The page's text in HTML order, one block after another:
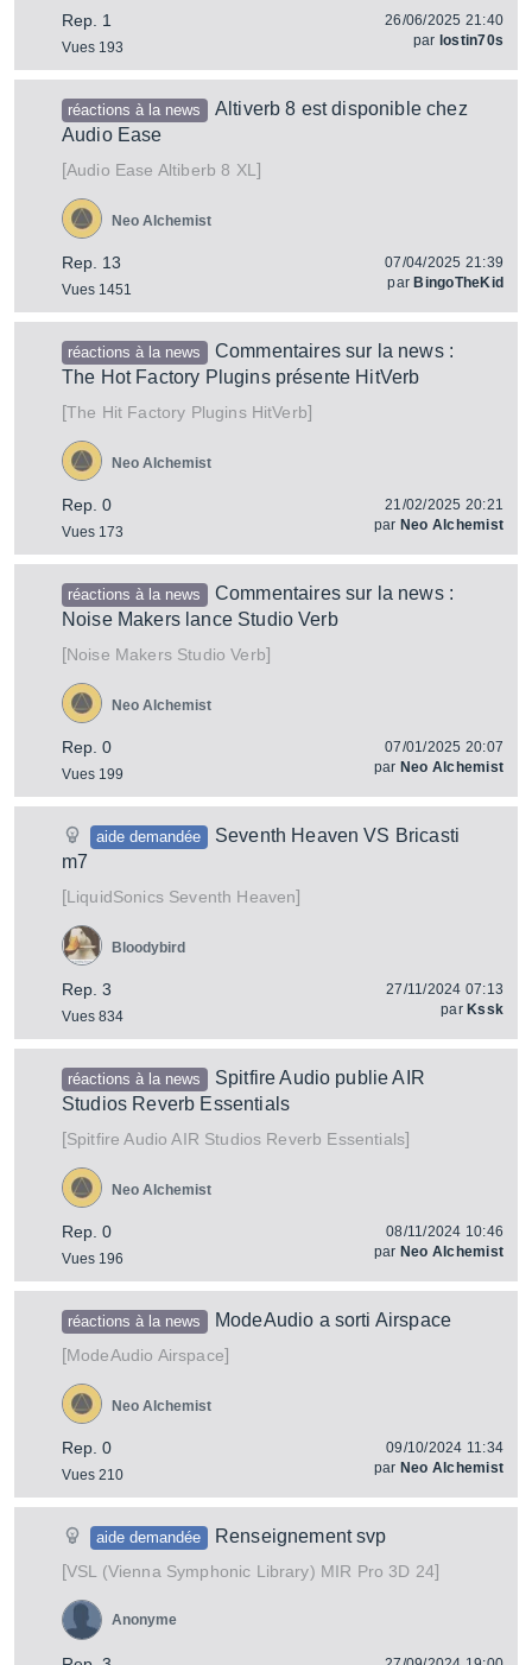
Rep. 1
Vues 193
26/06/2025 21:40
par lostin70s
réactions à la news
Altiverb 8 est disponible chez
Audio Ease
[Audio Ease Altiberb 8 XL ]
Rep. 13
Vues 1451
Neo Alchemist
07/04/2025 21:39
par BingoTheKid
réactions à la news
Commentaires sur la news :
The Hot Factory Plugins présente HitVerb
[The Hit Factory PluginsHitVerb]
Rep. 0
Vues 173
Neo Alchemist
21/02/2025 20:21
par Neo Alchemist
réactions à la news
Commentaires sur la news :
Noise Makers lance Studio Verb
[Noise MakersStudio Verb]
Rep. 0
Vues 199
Neo Alchemist
07/01/2025 20:07
par Neo Alchemist
aide demandée
Seventh Heaven VS Bricasti
m7
[LiquidSonicsSeventh Heaven]
Rep. 3
Vues 834
Bloodybird
27/11/2024 07:13
par Kssk
réactions à la news
Spitfire Audio publie AIR
Studios Reverb Essentials
[Spitfire Audio AIR Studios Reverb Essentials]
Rep. 0
Vues 196
Neo Alchemist
08/11/2024 10:46
par Neo Alchemist
réactions à la news
ModeAudio a sorti Airspace
[ModeAudio Airspace]
Rep. 0
Vues 210
Neo Alchemist
09/10/2024 11:34
par Neo Alchemist
aide demandée
Renseignement svp
[VSL (Vienna Symphonic Library) MIR Pro 3D 24]
Anonyme